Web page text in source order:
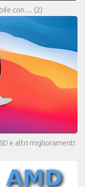
con… (2)
e altri miglioramenti